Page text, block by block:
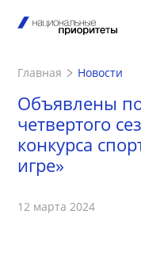
Главная Новости
Объявлены
четвертого
конкурса
игре»
12 марта 2024